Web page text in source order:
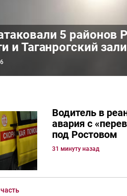
5 районов
и Таганрогский
Водитель в
авария с
под Ростовом
31 минуту назад